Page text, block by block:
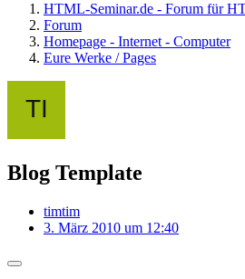
HTML-Seminar.de - Forum für
Forum
Homepage - Internet - Computer
Eure Werke / Pages
Blog Template
timtim
3. März 2010 um 12:40